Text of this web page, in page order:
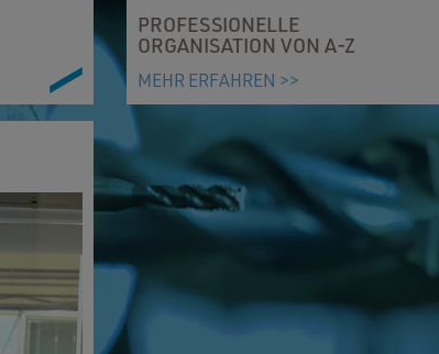
PROFESSIONELLE
ORGANISATION VON A-Z
MEHR ERFAHREN >>